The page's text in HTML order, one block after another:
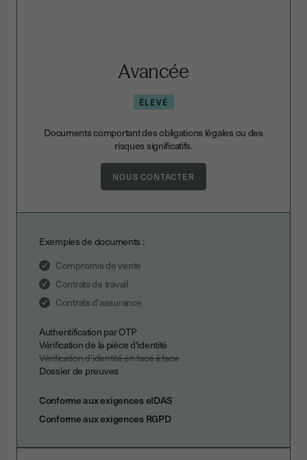
Avancée
ÉLEVÉ
Documents comportant des obligations légales ou des
risques significatifs.
NOUS CONTACTER
Exemples de documents :
Compromis de vente
Contrats de travail
Contrats d'assurance
Authentification par OTP
Vérification de la pièce d'identité
Vérification d'identité en face à face
Dossier de preuves
Conforme aux exigences eIDAS
Conforme aux exigences RGPD